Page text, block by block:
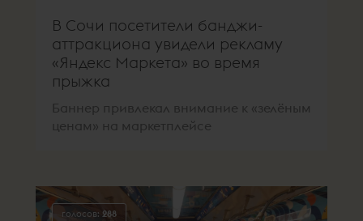
В Сочи посетители банджи-
аттракциона увидели рекламу
«Яндекс Маркета» во время
прыжка
Баннер привлекал внимание к «зелёным
ценам» на маркетплейсе
голосов: 288